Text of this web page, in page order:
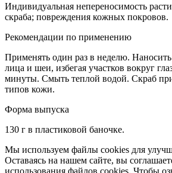
Индивидуальная непереносимость
скраба; повреждения кожных покровов.
Рекомендации по применению
Применять один раз в неделю.
лица и шеи, избегая участков вокруг
минуты. Смыть теплой водой. Скраб
типов кожи.
Форма выпуска
130 г в пластиковой баночке.
Мы используем файлы cookies для
Оставаясь на нашем сайте, вы
использования файлов cookies. Чтобы